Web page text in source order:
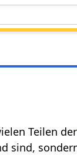
Teilen
sind,